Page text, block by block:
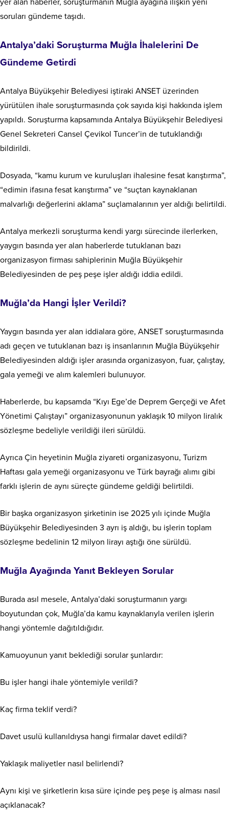
soruları gündeme taşıdı.
Antalya’daki Soruşturma Muğla İhalelerini De
Gündeme Getirdi
Antalya Büyükşehir Belediyesi iştiraki ANSET üzerinden
yürütülen ihale soruşturmasında çok sayıda kişi hakkında işlem
yapıldı. Soruşturma kapsamında Antalya Büyükşehir Belediyesi
Genel Sekreteri Cansel Çevikol Tuncer’in de tutuklandığı
bildirildi.
Dosyada, “kamu kurum ve kuruluşları ihalesine fesat karıştırma”,
“edimin ifasına fesat karıştırma” ve “suçtan kaynaklanan
malvarlığı değerlerini aklama” suçlamalarının yer aldığı belirtildi.
Antalya merkezli soruşturma kendi yargı sürecinde ilerlerken,
yaygın basında yer alan haberlerde tutuklanan bazı
organizasyon firması sahiplerinin Muğla Büyükşehir
Belediyesinden de peş peşe işler aldığı iddia edildi.
Muğla’da Hangi İşler Verildi?
Yaygın basında yer alan iddialara göre, ANSET soruşturmasında
adı geçen ve tutuklanan bazı iş insanlarının Muğla Büyükşehir
Belediyesinden aldığı işler arasında organizasyon, fuar, çalıştay,
gala yemeği ve alım kalemleri bulunuyor.
Haberlerde, bu kapsamda “Kıyı Ege’de Deprem Gerçeği ve Afet
Yönetimi Çalıştayı” organizasyonunun yaklaşık 10 milyon liralık
sözleşme bedeliyle verildiği ileri sürüldü.
Ayrıca Çin heyetinin Muğla ziyareti organizasyonu, Turizm
Haftası gala yemeği organizasyonu ve Türk bayrağı alımı gibi
farklı işlerin de aynı süreçte gündeme geldiği belirtildi.
Bir başka organizasyon şirketinin ise 2025 yılı içinde Muğla
Büyükşehir Belediyesinden 3 ayrı iş aldığı, bu işlerin toplam
sözleşme bedelinin 12 milyon lirayı aştığı öne sürüldü.
Muğla Ayağında Yanıt Bekleyen Sorular
Burada asıl mesele, Antalya’daki soruşturmanın yargı
boyutundan çok, Muğla’da kamu kaynaklarıyla verilen işlerin
hangi yöntemle dağıtıldığıdır.
Kamuoyunun yanıt beklediği sorular şunlardır:
Bu işler hangi ihale yöntemiyle verildi?
Kaç firma teklif verdi?
Davet usulü kullanıldıysa hangi firmalar davet edildi?
Yaklaşık maliyetler nasıl belirlendi?
Aynı kişi ve şirketlerin kısa süre içinde peş peşe iş alması nasıl
açıklanacak?